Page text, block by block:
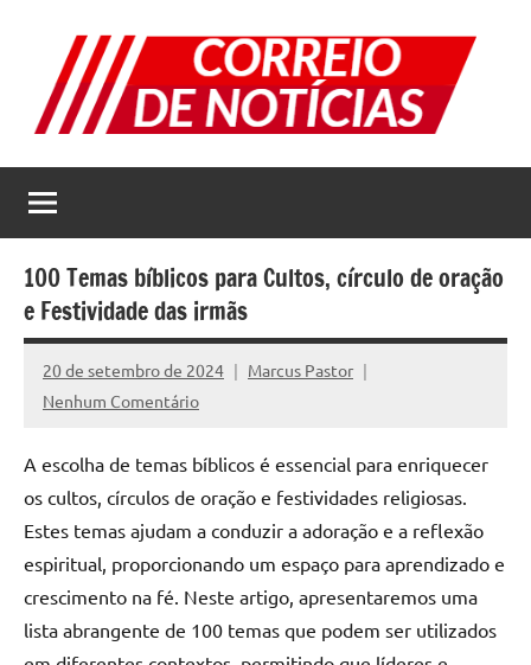
conteúdo
Correio
de
Notícias
as
melhores
notícias
internet
100 Temas bíblicos para Cultos, círculo de oração
e Festividade das irmãs
20 de setembro de 2024
Marcus Pastor
Nenhum Comentário
A escolha de temas bíblicos é essencial para enriquecer
os cultos, círculos de oração e festividades religiosas.
Estes temas ajudam a conduzir a adoração e a reflexão
espiritual, proporcionando um espaço para aprendizado e
crescimento na fé. Neste artigo, apresentaremos uma
lista abrangente de 100 temas que podem ser utilizados